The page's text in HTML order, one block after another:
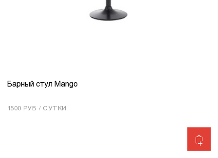
КОЛИЧЕСТВО 1
Барный стул Mango
1500 РУБ / СУТКИ